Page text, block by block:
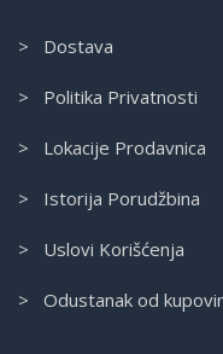
> Dostava
> Politika Privatnosti
> Lokacije Prodavnica
> Istorija Porudžbina
> Uslovi Korišćenja
> Odustanak od